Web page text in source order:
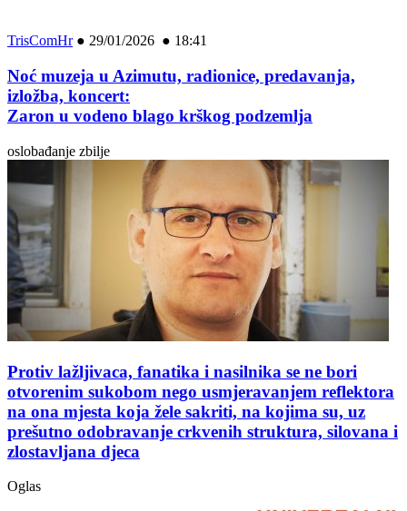
TrisComHr● 29/01/2026 ● 18:41
Noć muzeja u Azimutu, radionice, predavanja,
izložba, koncert:
Zaron u vodeno blago krškog podzemlja
oslobađanje zbilje
Protiv lažljivaca, fanatika i nasilnika se ne bori
otvorenim sukobom nego usmjeravanjem reflektora
na ona mjesta koja žele sakriti, na kojima su, uz
prešutno odobravanje crkvenih struktura, silovana i
zlostavljana djeca
Oglas